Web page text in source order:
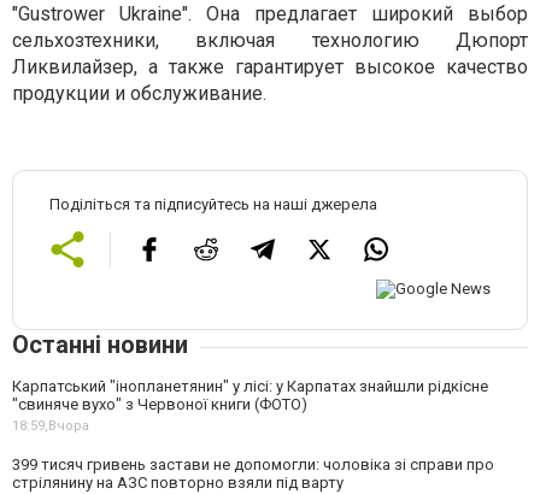
"Gustrower Ukraine". Она предлагает широкий выбор
сельхозтехники, включая технологию Дюпорт
Ликвилайзер, а также гарантирует высокое качество
продукции и обслуживание.
Поділіться та підписуйтесь на наші джерела
Останні новини
Карпатський "інопланетянин" у лісі: у Карпатах знайшли рідкісне
"свиняче вухо" з Червоної книги (ФОТО)
18:59, Вчора
399 тисяч гривень застави не допомогли: чоловіка зі справи про
стрілянину на АЗС повторно взяли під варту